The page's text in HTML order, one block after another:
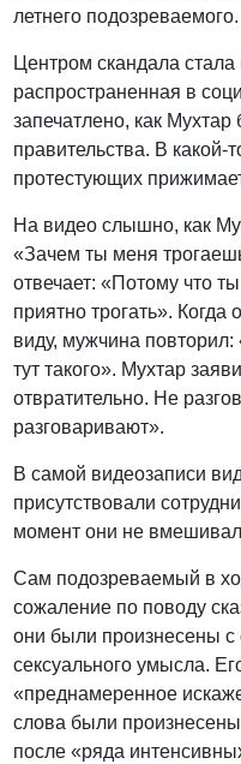
летнего подозреваемого.
Центром скандала стала
распространенная в
запечатлено, как
правительства. В какой-
протестующих
На видео слышно, как
«Зачем ты меня
отвечает: «Потому что
приятно трогать». Когда
виду, мужчина повторил:
тут такого». Мухтар
отвратительно. Не
разговаривают».
В самой видеозаписи
присутствовали
момент они не
Сам подозреваемый в
сожаление по поводу
они были произнесены с
сексуального умысла.
«преднамеренное
слова были
после «ряда